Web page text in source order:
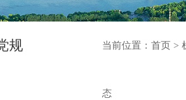
规 当前位置： 首页 >
态